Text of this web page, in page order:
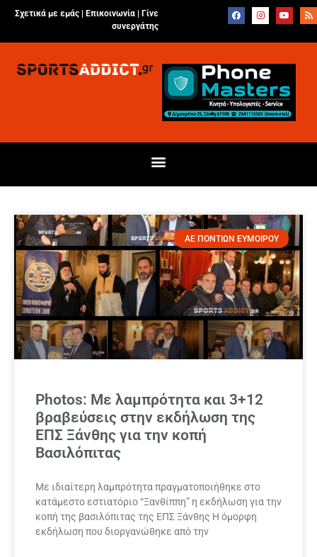
Σχετικά με εμάς | Επικοινωνία
Γίνε
συνεργάτης
ΑΕ ΠΟΝΤΙΩΝ ΕΥΜΟΙΡΟΥ
Photos: Με λαμπρότητα και 3+12
βραβεύσεις στην εκδήλωση της
ΕΠΣ Ξάνθης για την κοπή
Βασιλόπιτας
Με ιδιαίτερη λαμπρότητα πραγματοποιήθηκε στο
κατάμεστο εστιατόριο “Ξανθίππη” η εκδήλωση για την
κοπή της βασιλόπιτας της ΕΠΣ Ξάνθης Η όμορφη
εκδήλωση που διοργανώθηκε από την